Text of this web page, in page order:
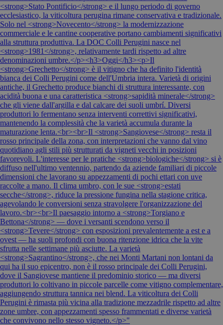
<strong>Stato Pontificio</strong> e il lungo periodo di governo
ecclesiastico, la viticoltura perugina rimane conservativa e tradizionale.
Solo nel <strong>Novecento</strong> la modernizzazione
commerciale e le cantine cooperative portano cambiamenti significativi
alla struttura produttiva. La DOC Colli Perugini nasce nel
<strong>1981</strong>, relativamente tardi rispetto ad altre
denominazioni umbre.</p><h3>Oggi</h3><p>Il
<strong>Grechetto</strong> è il vitigno che ha definito l'identità
bianca dei Colli Perugini come dell'Umbria intera. Varietà di origini
antiche, il Grechetto produce bianchi di struttura interessante, con
acidità buona e una caratteristica <strong>sapidità minerale</strong>
che gli viene dall'argilla e dal calcare dei suoli umbrí. Diversi
produttori lo fermentano senza interventi correttivi significativi,
mantenendo la complessità che la varietà accumula durante la
maturazione lenta.<br><br>Il <strong>Sangiovese</strong> resta il
rosso principale della zona, con interpretazioni che vanno dal vino
quotidiano agli stili più strutturati da vigneti vecchi in posizioni
favorevoli. L'interesse per le pratiche <strong>biologiche</strong> si è
diffuso nell'ultimo ventennio, partendo da aziende familiari di piccole
dimensioni che lavorano su appezzamenti di pochi ettari con uve
raccolte a mano. Il clima umbro, con le sue <strong>estati
secche</strong>, riduce la pressione fungina nella stagione critica,
agevolando le conversioni senza stravolgere l'organizzazione del
lavoro.<br><br>Il paesaggio intorno a <strong>Torgiano e
Bettona</strong> — dove i versanti scendono verso il
<strong>Tevere</strong> con esposizioni prevalentemente a est e a
ovest — ha suoli profondi con buona ritenzione idrica che la vite
sfrutta nelle settimane più asciutte. La varietà
<strong>Sagrantino</strong>, che nei Monti Martani non lontani da
qui ha il suo epicentro, non è il rosso principale dei Colli Perugini,
dove il Sangiovese mantiene il predominio storico — ma diversi
produttori lo coltivano in piccole parcelle come vitigno complementare,
aggiungendo struttura tannica nei blend. La viticoltura dei Colli
Perugini è rimasta più vicina alla tradizione mezzadrile rispetto ad altre
zone umbre, con appezzamenti spesso frammentati e diverse varietà
che convivono nello stesso vigneto.</p>"